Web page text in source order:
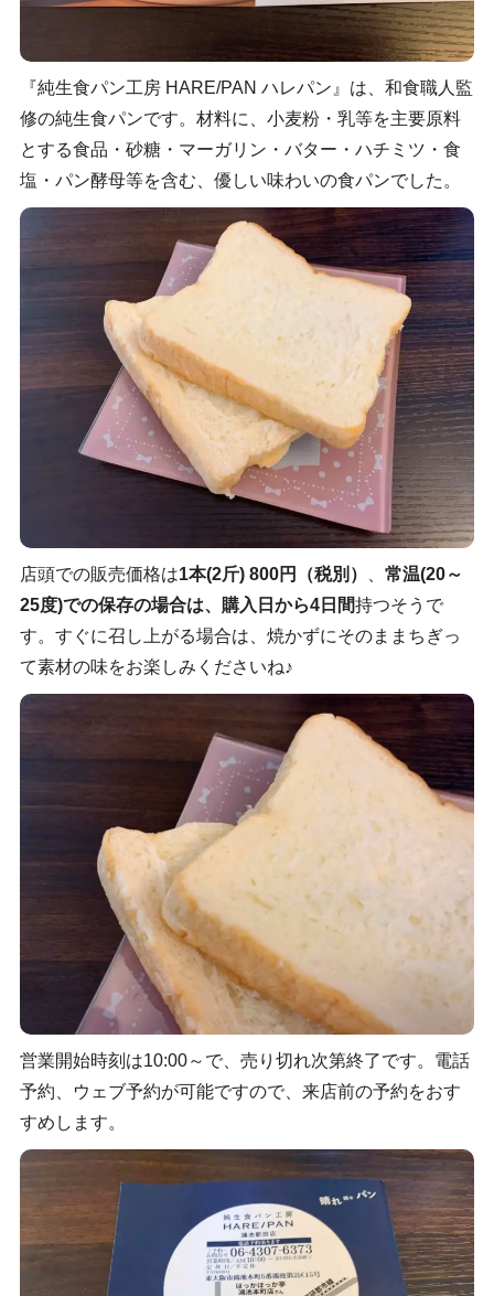
『純生食パン工房 HARE/PAN ハレパン』は、和食職人監
修の純生食パンです。材料に、小麦粉・乳等を主要原料
とする食品・砂糖・マーガリン・バター・ハチミツ・食
塩・パン酵母等​を含む、優しい味わいの食パンでした。
店頭での販売価格は1本(2斤) 800円（税別）
常温(20～
25度)での保存の場合は、購入日から4日間持つそうで
す。すぐに召し上がる場合は、焼かずにそのままちぎっ
て素材の味をお楽しみくださいね♪
営業開始時刻は10:00～で、売り切れ次第終了です。電話
予約、ウェブ予約が可能ですので、来店前の予約をおす
すめします。